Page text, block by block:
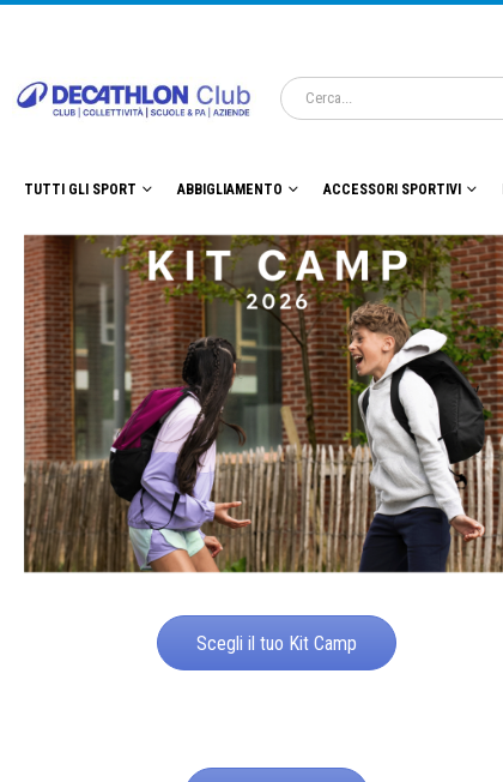
TUTTI GLI SPORT ABBIGLIAMENTO ACCESSORI SPORTIVI
Scegli il tuo Kit Camp